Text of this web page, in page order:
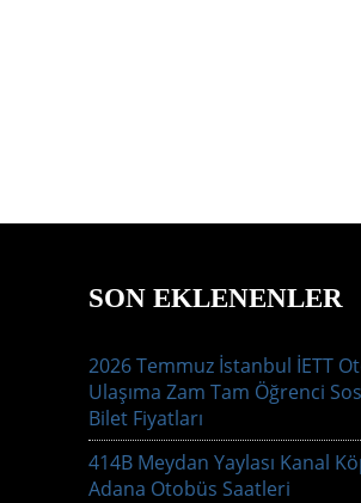
SON EKLENENLER
2026 Temmuz İstanbul İETT
Ulaşıma Zam Tam Öğrenci
Bilet Fiyatları
414B Meydan Yaylası Kanal
Adana Otobüs Saatleri